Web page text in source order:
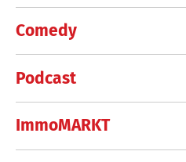
Comedy
Podcast
ImmoMARKT